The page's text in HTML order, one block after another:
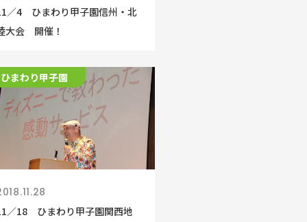
／4 ひまわり甲子園信州・北
大会 開催！
ひまわり甲子園
／18 ひまわり甲子園関西地